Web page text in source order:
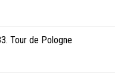
Tour de Pologne